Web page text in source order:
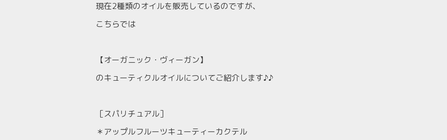
現在2種類のオイルを販売しているのですが、
こちらでは
【オーガニック・ヴィーガン】
のキューティクルオイルについてご紹介します♪♪
［スパリチュアル］
＊アップルフルーツキューティーカクテル